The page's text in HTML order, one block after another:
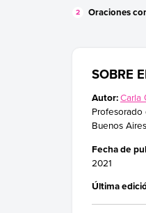
Oraciones
SOBRE
Autor:Carla
Profesorado
Buenos
Fecha de
2021
Última